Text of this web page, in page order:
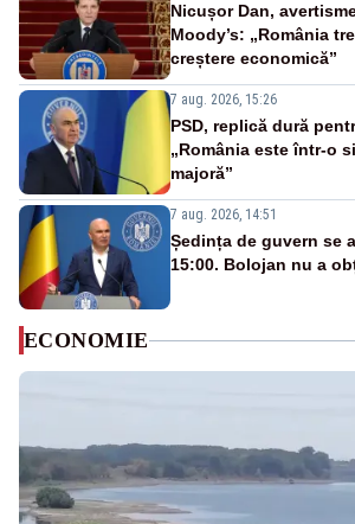
Nicușor Dan,
Moody’s: „România
creștere economică”
7 aug. 2026, 15:26
PSD, replică dură
„România este într-o
majoră”
7 aug. 2026, 14:51
Ședința de guvern se
15:00. Bolojan nu a
ECONOMIE